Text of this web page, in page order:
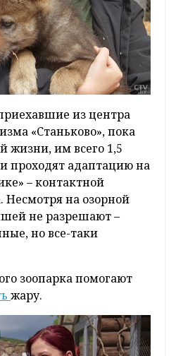
из центра
«Станьково», пока
жизни, им всего 1,5
проходят адаптацию на
– контактной
Несмотря на озорной
не разрешают –
но все-таки
зоопарка помогают
жару.